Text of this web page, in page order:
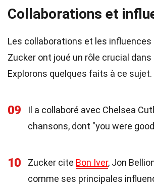
Collaborations et
Les collaborations et les influences
Zucker ont joué un rôle crucial
Explorons quelques faits à ce sujet.
09
Il a collaboré avec Chelsea
chansons, dont "you were
10 Zucker cite Bon Iver, Jon
comme ses principales